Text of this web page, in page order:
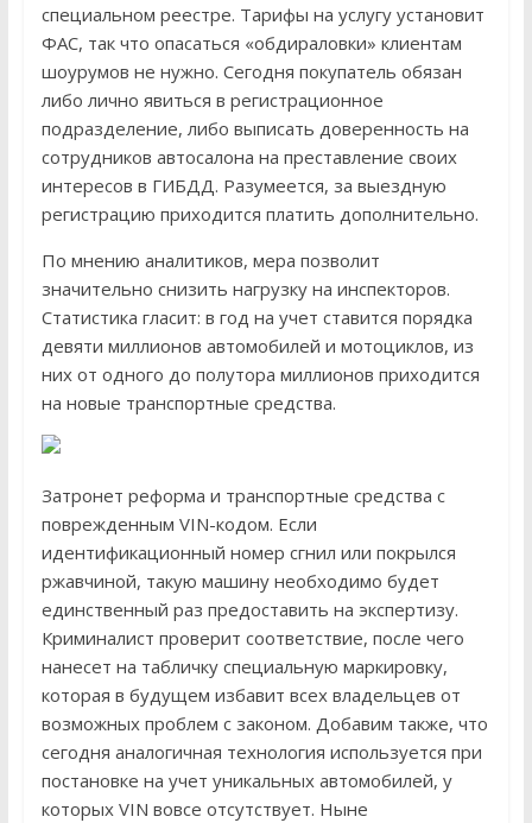
специальном реестре. Тарифы на услугу установит
ФАС, так что опасаться «обдираловки» клиентам
шоурумов не нужно. Сегодня покупатель обязан
либо лично явиться в регистрационное
подразделение, либо выписать доверенность на
сотрудников автосалона на преставление своих
интересов в ГИБДД. Разумеется, за выездную
регистрацию приходится платить дополнительно.
По мнению аналитиков, мера позволит
значительно снизить нагрузку на инспекторов.
Статистика гласит: в год на учет ставится порядка
девяти миллионов автомобилей и мотоциклов, из
них от одного до полутора миллионов приходится
на новые транспортные средства.
Затронет реформа и транспортные средства с
поврежденным VIN-кодом. Если
идентификационный номер сгнил или покрылся
ржавчиной, такую машину необходимо будет
единственный раз предоставить на экспертизу.
Криминалист проверит соответствие, после чего
нанесет на табличку специальную маркировку,
которая в будущем избавит всех владельцев от
возможных проблем с законом. Добавим также, что
сегодня аналогичная технология используется при
постановке на учет уникальных автомобилей, у
которых VIN вовсе отсутствует. Ныне